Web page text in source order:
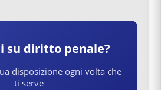
su diritto penale?
disposizione ogni volta che
ti serve